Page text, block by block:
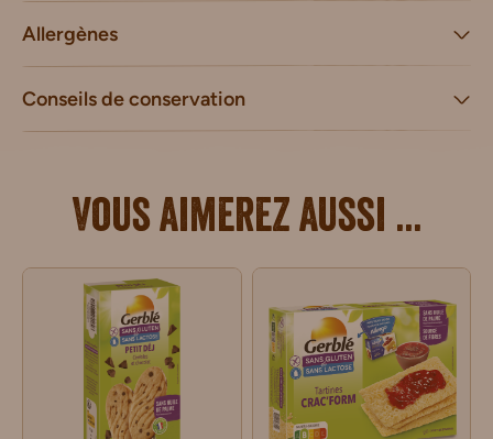
Allergènes
Conseils de conservation
Vous aimerez aussi ...